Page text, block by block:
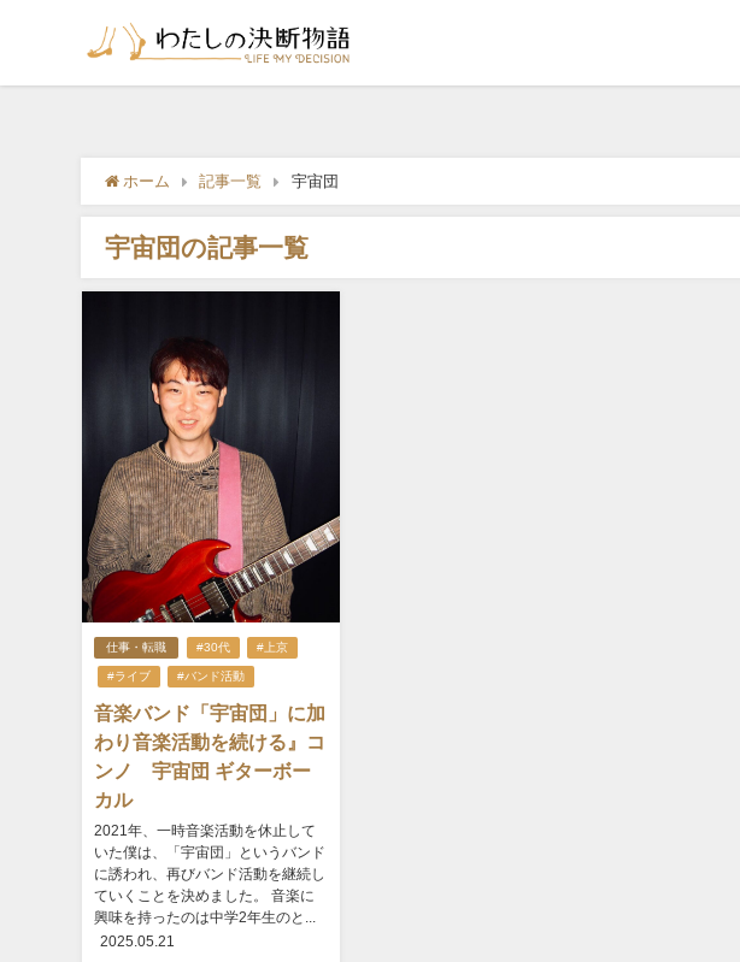
ホーム 記事一覧 宇宙団
宇宙団の記事一覧
仕事・転職 #30代 #上京
#ライブ #バンド活動
音楽バンド「宇宙団」に加
わり音楽活動を続ける』コ
ンノ 宇宙団 ギターボー
カル
2021年、一時音楽活動を休止して
いた僕は、「宇宙団」というバンド
に誘われ、再びバンド活動を継続し
ていくことを決めました。 音楽に
興味を持ったのは中学2年生のと...
2025.05.21